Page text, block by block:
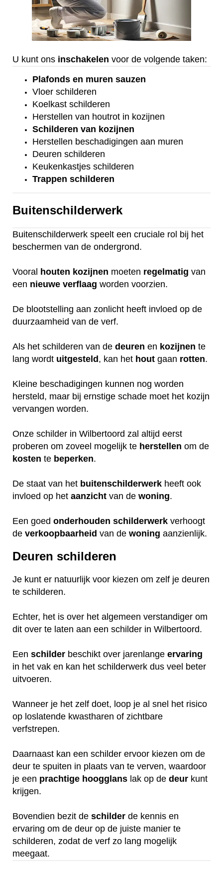
U kunt ons inschakelen voor de volgende taken:
Plafonds en muren sauzen
Vloer schilderen
Koelkast schilderen
Herstellen van houtrot in kozijnen
Schilderen van kozijnen
Herstellen beschadigingen aan muren
Deuren schilderen
Keukenkastjes schilderen
Trappen schilderen
Buitenschilderwerk
Buitenschilderwerk speelt een cruciale rol bij het
beschermen van de ondergrond.
Vooral houten kozijnen moeten regelmatig van
een nieuwe verflaag worden voorzien.
De blootstelling aan zonlicht heeft invloed op de
duurzaamheid van de verf.
Als het schilderen van de deuren en kozijnen te
lang wordt uitgesteld, kan het hout gaan rotten.
Kleine beschadigingen kunnen nog worden
hersteld, maar bij ernstige schade moet het kozijn
vervangen worden.
Onze schilder in Wilbertoord zal altijd eerst
proberen om zoveel mogelijk te herstellen om de
kosten te beperken.
De staat van het buitenschilderwerk heeft ook
invloed op het aanzicht van de woning.
Een goed onderhouden schilderwerk verhoogt
de verkoopbaarheid van de woning aanzienlijk.
Deuren schilderen
Je kunt er natuurlijk voor kiezen om zelf je deuren
te schilderen.
Echter, het is over het algemeen verstandiger om
dit over te laten aan een schilder in Wilbertoord.
Een schilder beschikt over jarenlange ervaring
in het vak en kan het schilderwerk dus veel beter
uitvoeren.
Wanneer je het zelf doet, loop je al snel het risico
op loslatende kwastharen of zichtbare
verfstrepen.
Daarnaast kan een schilder ervoor kiezen om de
deur te spuiten in plaats van te verven, waardoor
je een prachtige hoogglans lak op de deur kunt
krijgen.
Bovendien bezit de schilder de kennis en
ervaring om de deur op de juiste manier te
schilderen, zodat de verf zo lang mogelijk
meegaat.